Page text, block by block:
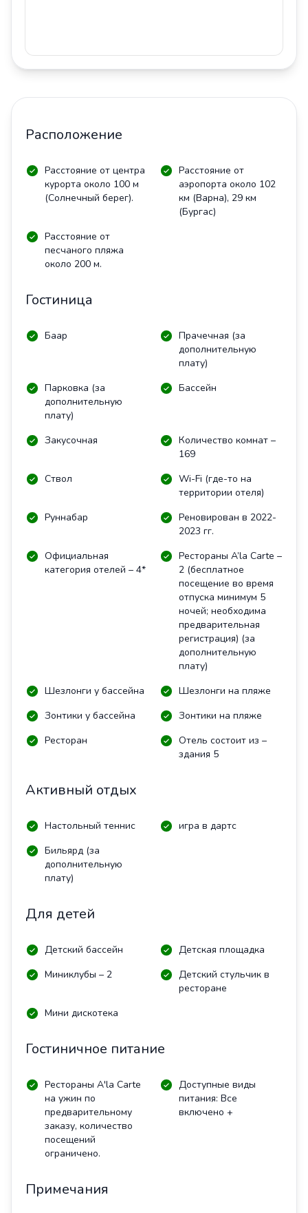
Расположение
Расстояние от центра
курорта около 100 м
(Солнечный берег).
Расстояние от
аэропорта около 102
км (Варна), 29 км
(Бургас)
Расстояние от
песчаного пляжа
около 200 м.
Гостиница
Баар
Прачечная (за
дополнительную
плату)
Парковка (за
дополнительную
плату)
Бассейн
Закусочная
Количество комнат –
169
Ствол
Wi-Fi (где-то на
территории отеля)
Руннабар
Реновирован в 2022-
2023 гг.
Официальная
категория отелей – 4*
Рестораны A’la Carte –
2 (бесплатное
посещение во время
отпуска минимум 5
ночей; необходима
предварительная
регистрация) (за
дополнительную
плату)
Шезлонги у бассейна
Шезлонги на пляже
Зонтики у бассейна
Зонтики на пляже
Ресторан
Отель состоит из –
здания 5
Активный отдых
Настольный теннис
игра в дартс
Бильярд (за
дополнительную
плату)
Для детей
Детский бассейн
Детская площадка
Миниклубы – 2
Детский стульчик в
ресторане
Мини дискотека
Гостиничное питание
Рестораны A'la Carte
на ужин по
предварительному
заказу, количество
посещений
ограничено.
Доступные виды
питания: Все
включено +
Примечания